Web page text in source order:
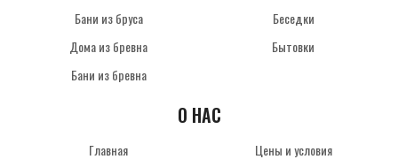
Бани из бруса
Дома из бревна
Бани из бревна
Беседки
Бытовки
О НАС
Главная
Цены и условия